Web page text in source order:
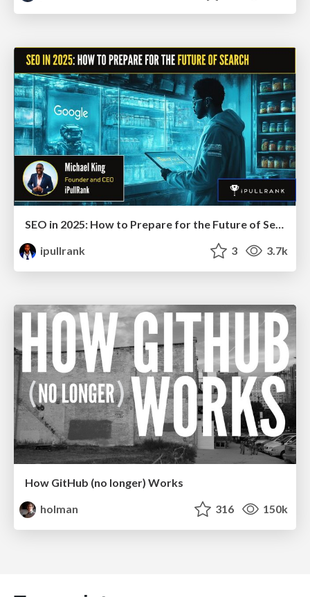
SEO in 2025: How to Prepare for the Future of Search
ipullrank
3 3.7k
How GitHub (no longer) Works
holman
316 150k